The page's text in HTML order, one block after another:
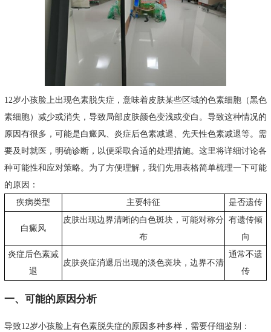
12岁小孩脸上出现色素脱失症，意味着皮肤某些区域的色素细胞（黑色
素细胞）减少或消失，导致局部皮肤颜色变浅或变白。导致这种情况的
原因有很多，可能是白癜风、炎症后色素减退、先天性色素减退等。需
要及时就医，明确诊断，以便采取合适的处理措施。这里将详细讨论各
种可能性和应对策略。为了方便理解，我们先用表格简单梳理一下可能
的原因：
疾病类型
主要特征 是否遗传
白癜风
皮肤出现边界清晰的白色斑块，可能对称分
布
有遗传倾
向
炎症后色素减
退
皮肤炎症消退后出现的淡色斑块，边界不清
通常不遗
传
一、可能的原因分析
导致12岁小孩脸上有色素脱失症的原因多种多样，需要仔细鉴别：